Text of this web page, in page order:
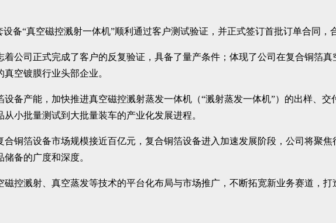
备“真空磁控溅射一体机”顺利通过客户测试验证，并正式签订首批订单合同，
公司正式完成了客户的反复验证，具备了量产条件；体现了公司在复合铜箔
空镀膜行业头部企业。
备产能，加快推进真空磁控溅射蒸发一体机（“溅射蒸发一体机”）的出样、
小批量测试到大批量装车的产业化发展进程。
铜箔设备市场规模接近百亿元，复合铜箔设备进入加速发展阶段，公司将聚
备的广度和深度。
控溅射、真空蒸发等技术的平台化布局与市场推广，不断拓宽新业务赛道，